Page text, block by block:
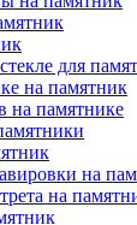
для
на памятник
на памятнике
на
на